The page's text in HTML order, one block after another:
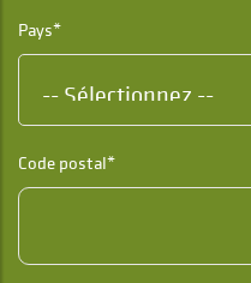
Pays*
Code postal*